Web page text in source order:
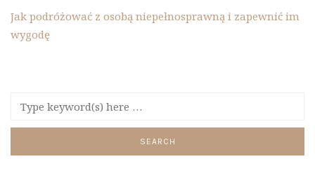
Jak podróżować z osobą niepełnosprawną i zapewnić im
wygodę